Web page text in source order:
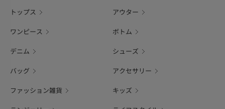
トップス アウター
ワンピース ボトム
デニム シューズ
バッグ アクセサリー
ファッション雑貨 キッズ